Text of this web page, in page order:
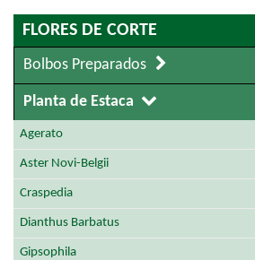
FLORES DE CORTE
Bolbos Preparados
Planta de Estaca
Agerato
Aster Novi-Belgii
Craspedia
Dianthus Barbatus
Gipsophila